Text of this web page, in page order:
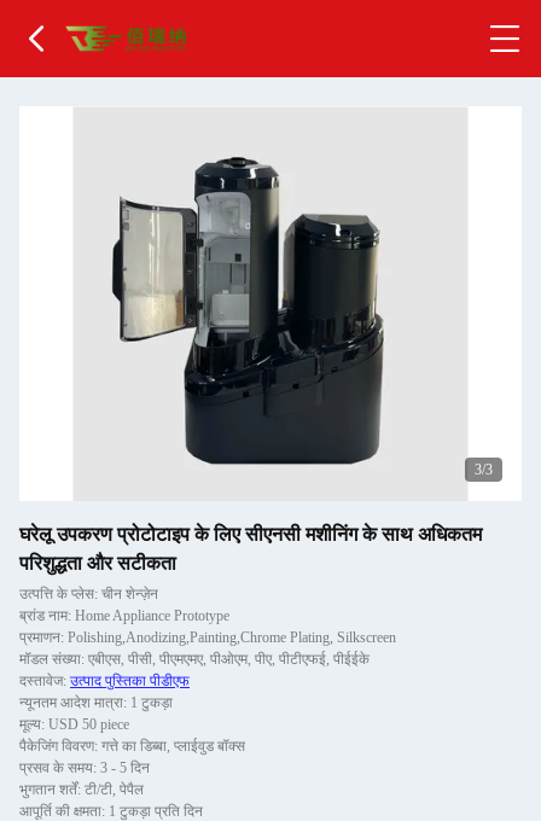
1/3
घरेलू उपकरण प्रोटोटाइप के लिए सीएनसी मशीनिंग के साथ अधिकतम
परिशुद्धता और सटीकता
उत्पत्ति के प्लेस: चीन शेन्ज़ेन
ब्रांड नाम: Home Appliance Prototype
प्रमाणन: Polishing,Anodizing,Painting,Chrome Plating, Silkscreen
मॉडल संख्या: एबीएस, पीसी, पीएमएमए, पीओएम, पीए, पीटीएफई, पीईईके
दस्तावेज: उत्पाद पुस्तिका पीडीएफ
न्यूनतम आदेश मात्रा: 1 टुकड़ा
मूल्य: USD 50 piece
पैकेजिंग विवरण: गत्ते का डिब्बा, प्लाईवुड बॉक्स
प्रसव के समय: 3 - 5 दिन
भुगतान शर्तें: टी/टी, पेपैल
आपूर्ति की क्षमता: 1 टुकड़ा प्रति दिन